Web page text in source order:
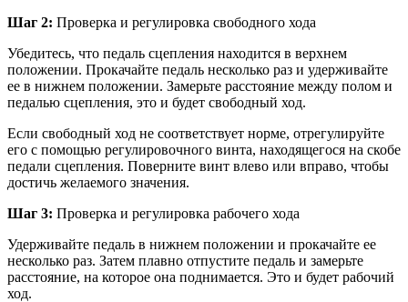
Шаг 2: Проверка и регулировка свободного хода
Убедитесь, что педаль сцепления находится в верхнем
положении. Прокачайте педаль несколько раз и удерживайте
ее в нижнем положении. Замерьте расстояние между полом и
педалью сцепления, это и будет свободный ход.
Если свободный ход не соответствует норме, отрегулируйте
его с помощью регулировочного винта, находящегося на скобе
педали сцепления. Поверните винт влево или вправо, чтобы
достичь желаемого значения.
Шаг 3: Проверка и регулировка рабочего хода
Удерживайте педаль в нижнем положении и прокачайте ее
несколько раз. Затем плавно отпустите педаль и замерьте
расстояние, на которое она поднимается. Это и будет рабочий
ход.